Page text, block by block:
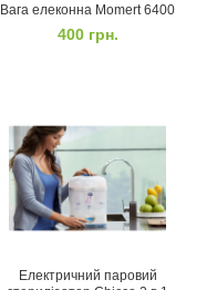
Вага елеконна Momert 6400
400 грн.
Електричний паровий